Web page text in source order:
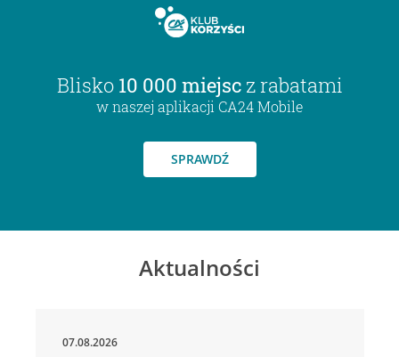
Blisko 10 000 miejsc z rabatami
w naszej aplikacji CA24 Mobile
SPRAWDŹ
Aktualności
07.08.2026